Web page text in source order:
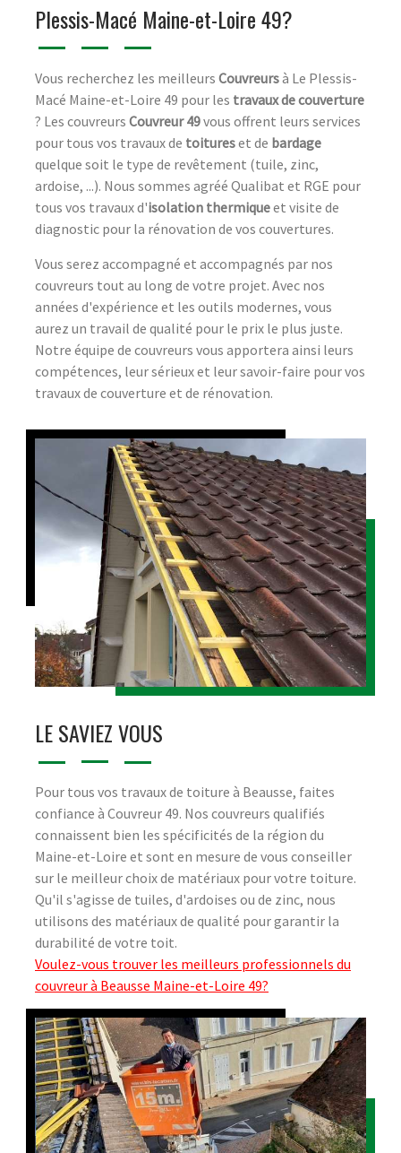
Plessis-Macé Maine-et-Loire 49?
Vous recherchez les meilleurs Couvreursà Le Plessis-
Macé Maine-et-Loire 49 pour les travaux de couverture
? Les couvreurs Couvreur 49vous offrent leurs services
pour tous vos travaux de toitureset de bardage
quelque soit le type de revêtement (tuile, zinc,
ardoise, ...). Nous sommes agréé Qualibat et RGE pour
tous vos travaux d'isolation thermiqueet visite de
diagnostic pour la rénovation de vos couvertures.
Vous serez accompagné et accompagnés par nos
couvreurs tout au long de votre projet. Avec nos
années d'expérience et les outils modernes, vous
aurez un travail de qualité pour le prix le plus juste.
Notre équipe de couvreurs vous apportera ainsi leurs
compétences, leur sérieux et leur savoir-faire pour vos
travaux de couverture et de rénovation.
LE SAVIEZ VOUS
Pour tous vos travaux de toiture à Beausse, faites
confiance à Couvreur 49. Nos couvreurs qualifiés
connaissent bien les spécificités de la région du
Maine-et-Loire et sont en mesure de vous conseiller
sur le meilleur choix de matériaux pour votre toiture.
Qu'il s'agisse de tuiles, d'ardoises ou de zinc, nous
utilisons des matériaux de qualité pour garantir la
durabilité de votre toit.
Voulez-vous trouver les meilleurs professionnels du
couvreur à Beausse Maine-et-Loire 49?